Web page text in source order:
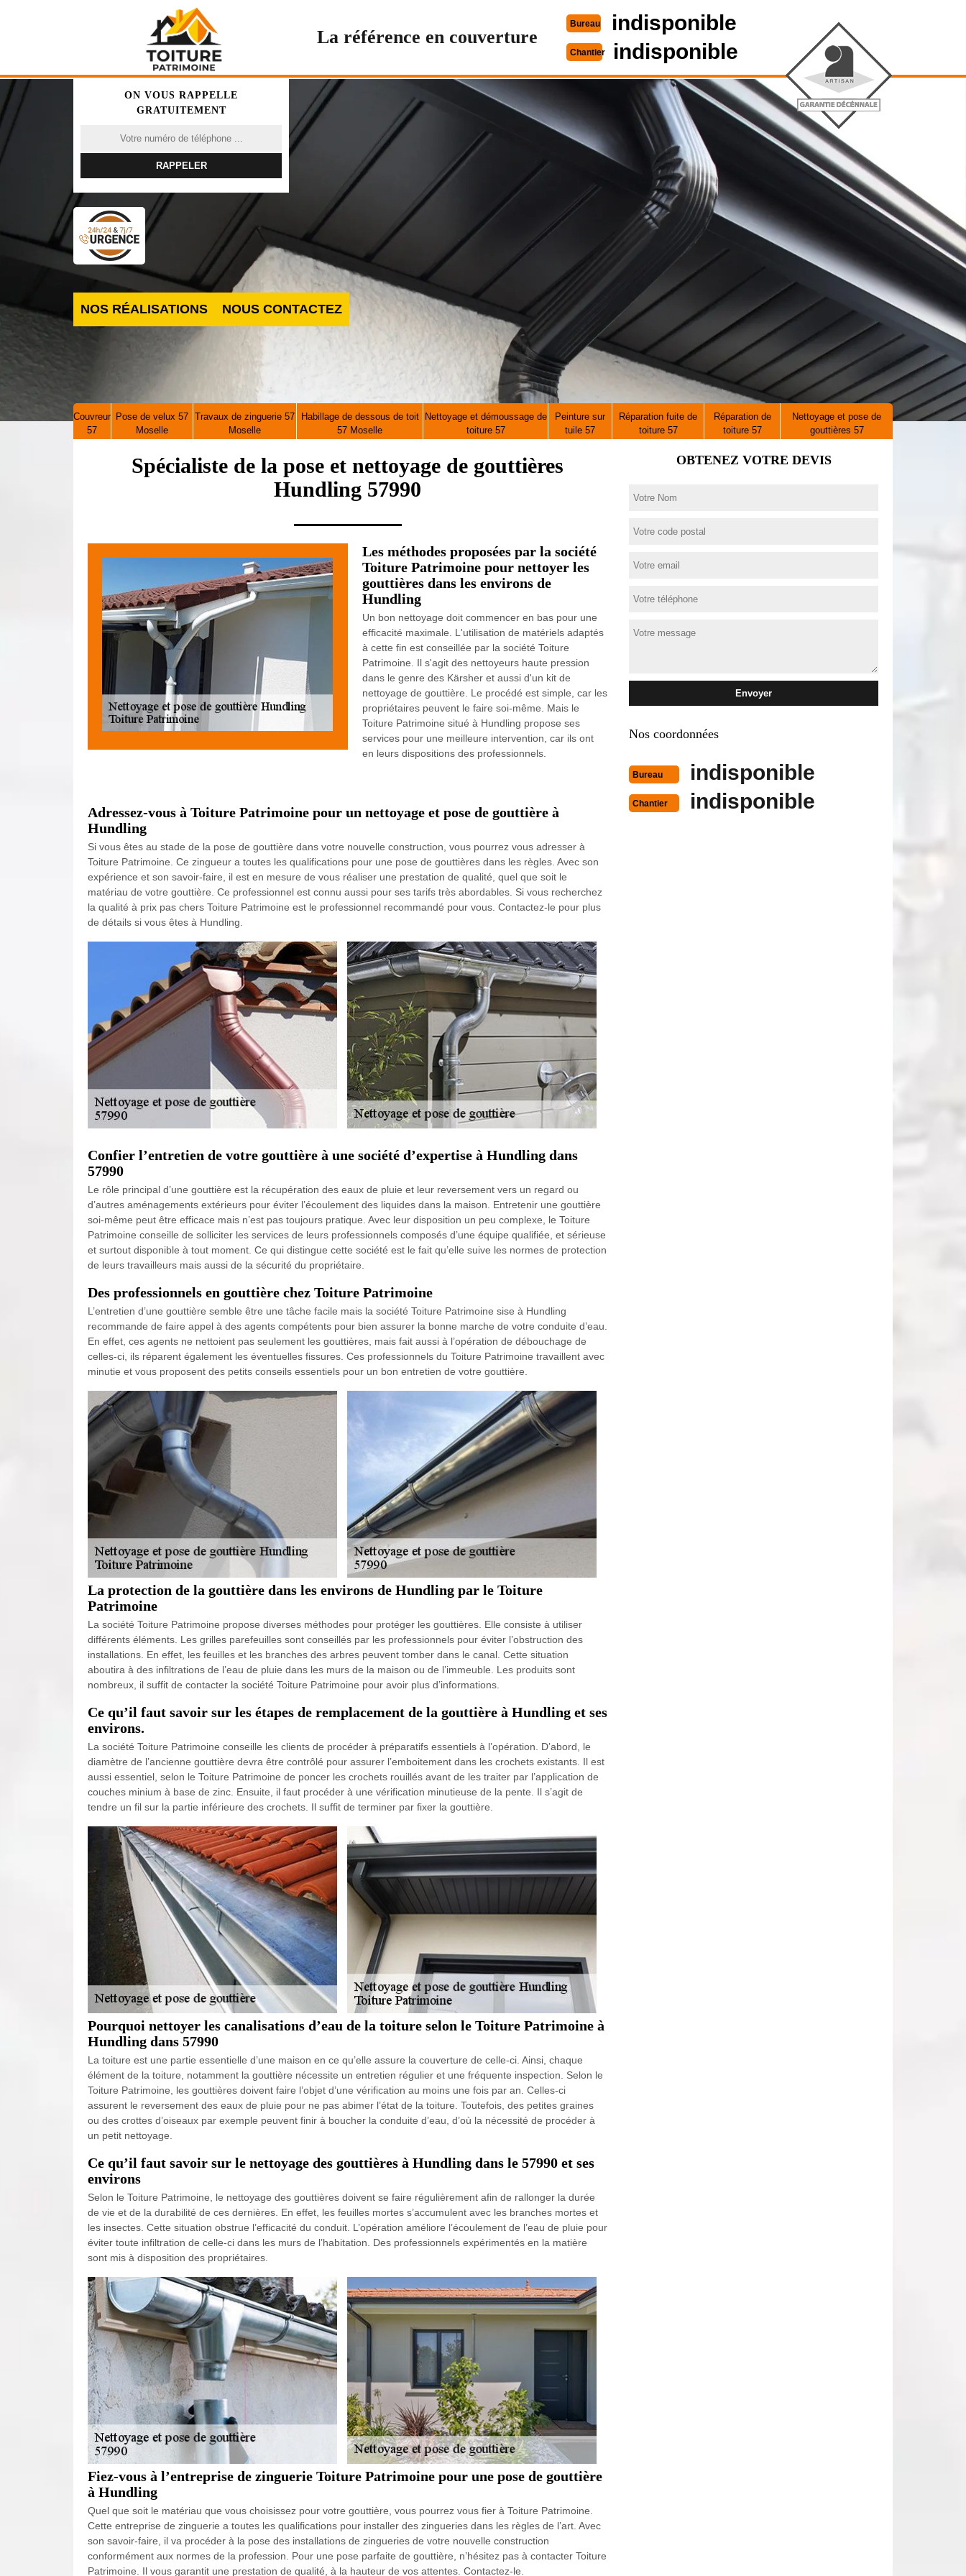
La référence en couverture
Bureau indisponible
Chantier indisponible
ON VOUS RAPPELLE
GRATUITEMENT
NOS RÉALISATIONS NOUS CONTACTEZ
Couvreur
57
Pose de velux 57
Moselle
Travaux de zinguerie 57
Moselle
Habillage de dessous de toit
57 Moselle
Nettoyage et démoussage de
toiture 57
Peinture sur
tuile 57
Réparation fuite de
toiture 57
Réparation de
toiture 57
Nettoyage et pose de
gouttières 57
Spécialiste de la pose et nettoyage de gouttières
Hundling 57990
Les méthodes proposées par la société
Toiture Patrimoine pour nettoyer les
gouttières dans les environs de
Hundling
Un bon nettoyage doit commencer en bas pour une
efficacité maximale. L'utilisation de matériels adaptés
à cette fin est conseillée par la société Toiture
Patrimoine. Il s'agit des nettoyeurs haute pression
dans le genre des Kärsher et aussi d'un kit de
nettoyage de gouttière. Le procédé est simple, car les
propriétaires peuvent le faire soi-même. Mais le
Toiture Patrimoine situé à Hundling propose ses
services pour une meilleure intervention, car ils ont
en leurs dispositions des professionnels.
Adressez-vous à Toiture Patrimoine pour un nettoyage et pose de gouttière à
Hundling
Si vous êtes au stade de la pose de gouttière dans votre nouvelle construction, vous pourrez vous adresser à
Toiture Patrimoine. Ce zingueur a toutes les qualifications pour une pose de gouttières dans les règles. Avec son
expérience et son savoir-faire, il est en mesure de vous réaliser une prestation de qualité, quel que soit le
matériau de votre gouttière. Ce professionnel est connu aussi pour ses tarifs très abordables. Si vous recherchez
la qualité à prix pas chers Toiture Patrimoine est le professionnel recommandé pour vous. Contactez-le pour plus
de détails si vous êtes à Hundling.
Confier l’entretien de votre gouttière à une société d’expertise à Hundling dans
57990
Le rôle principal d’une gouttière est la récupération des eaux de pluie et leur reversement vers un regard ou
d’autres aménagements extérieurs pour éviter l’écoulement des liquides dans la maison. Entretenir une gouttière
soi-même peut être efficace mais n’est pas toujours pratique. Avec leur disposition un peu complexe, le Toiture
Patrimoine conseille de solliciter les services de leurs professionnels composés d’une équipe qualifiée, et sérieuse
et surtout disponible à tout moment. Ce qui distingue cette société est le fait qu’elle suive les normes de protection
de leurs travailleurs mais aussi de la sécurité du propriétaire.
Des professionnels en gouttière chez Toiture Patrimoine
L’entretien d’une gouttière semble être une tâche facile mais la société Toiture Patrimoine sise à Hundling
recommande de faire appel à des agents compétents pour bien assurer la bonne marche de votre conduite d’eau.
En effet, ces agents ne nettoient pas seulement les gouttières, mais fait aussi à l’opération de débouchage de
celles-ci, ils réparent également les éventuelles fissures. Ces professionnels du Toiture Patrimoine travaillent avec
minutie et vous proposent des petits conseils essentiels pour un bon entretien de votre gouttière.
La protection de la gouttière dans les environs de Hundling par le Toiture
Patrimoine
La société Toiture Patrimoine propose diverses méthodes pour protéger les gouttières. Elle consiste à utiliser
différents éléments. Les grilles parefeuilles sont conseillés par les professionnels pour éviter l’obstruction des
installations. En effet, les feuilles et les branches des arbres peuvent tomber dans le canal. Cette situation
aboutira à des infiltrations de l’eau de pluie dans les murs de la maison ou de l’immeuble. Les produits sont
nombreux, il suffit de contacter la société Toiture Patrimoine pour avoir plus d’informations.
Ce qu’il faut savoir sur les étapes de remplacement de la gouttière à Hundling et ses
environs.
La société Toiture Patrimoine conseille les clients de procéder à préparatifs essentiels à l’opération. D’abord, le
diamètre de l’ancienne gouttière devra être contrôlé pour assurer l’emboitement dans les crochets existants. Il est
aussi essentiel, selon le Toiture Patrimoine de poncer les crochets rouillés avant de les traiter par l’application de
couches minium à base de zinc. Ensuite, il faut procéder à une vérification minutieuse de la pente. Il s’agit de
tendre un fil sur la partie inférieure des crochets. Il suffit de terminer par fixer la gouttière.
Pourquoi nettoyer les canalisations d’eau de la toiture selon le Toiture Patrimoine à
Hundling dans 57990
La toiture est une partie essentielle d’une maison en ce qu’elle assure la couverture de celle-ci. Ainsi, chaque
élément de la toiture, notamment la gouttière nécessite un entretien régulier et une fréquente inspection. Selon le
Toiture Patrimoine, les gouttières doivent faire l’objet d’une vérification au moins une fois par an. Celles-ci
assurent le reversement des eaux de pluie pour ne pas abimer l’état de la toiture. Toutefois, des petites graines
ou des crottes d’oiseaux par exemple peuvent finir à boucher la conduite d’eau, d’où la nécessité de procéder à
un petit nettoyage.
Ce qu’il faut savoir sur le nettoyage des gouttières à Hundling dans le 57990 et ses
environs
Selon le Toiture Patrimoine, le nettoyage des gouttières doivent se faire régulièrement afin de rallonger la durée
de vie et de la durabilité de ces dernières. En effet, les feuilles mortes s’accumulent avec les branches mortes et
les insectes. Cette situation obstrue l’efficacité du conduit. L’opération améliore l’écoulement de l’eau de pluie pour
éviter toute infiltration de celle-ci dans les murs de l’habitation. Des professionnels expérimentés en la matière
sont mis à disposition des propriétaires.
Fiez-vous à l’entreprise de zinguerie Toiture Patrimoine pour une pose de gouttière
à Hundling
Quel que soit le matériau que vous choisissez pour votre gouttière, vous pourrez vous fier à Toiture Patrimoine.
Cette entreprise de zinguerie a toutes les qualifications pour installer des zingueries dans les règles de l’art. Avec
son savoir-faire, il va procéder à la pose des installations de zingueries de votre nouvelle construction
conformément aux normes de la profession. Pour une pose parfaite de gouttière, n’hésitez pas à contacter Toiture
Patrimoine. Il vous garantit une prestation de qualité, à la hauteur de vos attentes. Contactez-le.
OBTENEZ VOTRE DEVIS
Nos coordonnées
Bureau indisponible
Chantier indisponible